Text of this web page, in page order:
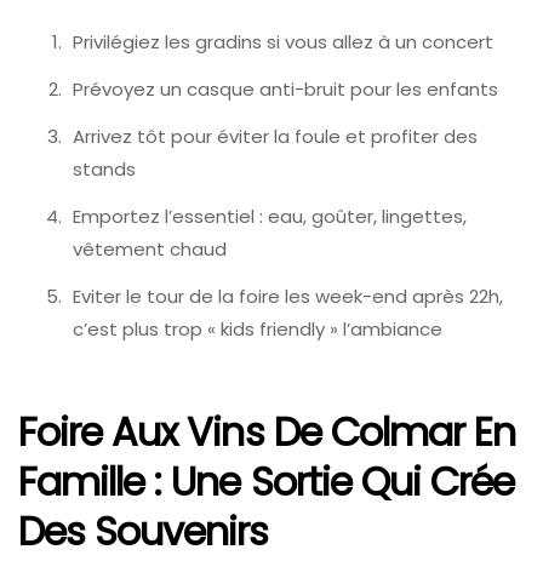
Privilégiez les gradins si vous allez à un concert
Prévoyez un casque anti-bruit pour les enfants
Arrivez tôt pour éviter la foule et profiter des
stands
Emportez l’essentiel : eau, goûter, lingettes,
vêtement chaud
Eviter le tour de la foire les week-end après 22h,
c’est plus trop « kids friendly » l’ambiance
Foire Aux Vins De Colmar En
Famille : Une Sortie Qui Crée
Des Souvenirs